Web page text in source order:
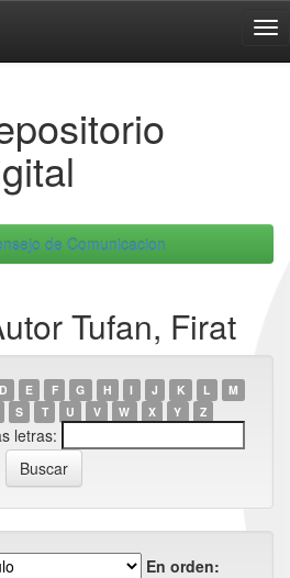
de Comunicacion
Tufan, Firat
D E F G H I J K L
M
S T U V W X Y Z
letras:
En orden: